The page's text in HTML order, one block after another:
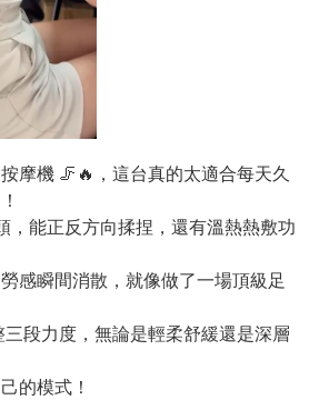
摩機 🦵🔥，這台真的太適合每天久
，能正反方向揉捏，還有溫熱熱敷功
感瞬間消散，就像做了一場頂級足
段力度，無論是輕柔舒緩還是深層
的模式！